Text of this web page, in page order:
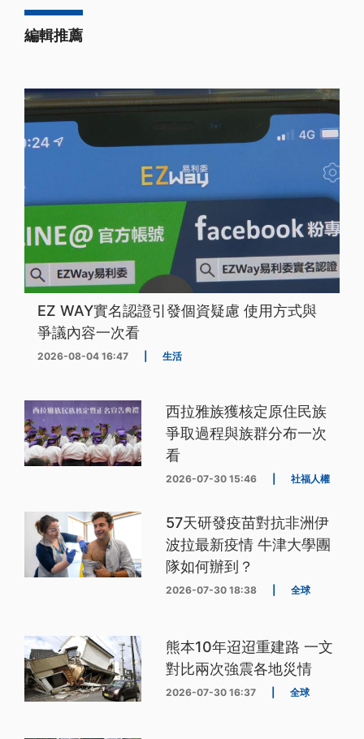
編輯推薦
EZ WAY實名認證引發個資疑慮 使用方式與
爭議內容一次看
2026-08-04 16:47 生活
西拉雅族獲核定原住民族
爭取過程與族群分布一次
看
2026-07-30 15:46 社福人權
57天研發疫苗對抗非洲伊
波拉最新疫情 牛津大學團
隊如何辦到？
2026-07-30 18:38 全球
熊本10年迢迢重建路 一文
對比兩次強震各地災情
2026-07-30 16:37 全球